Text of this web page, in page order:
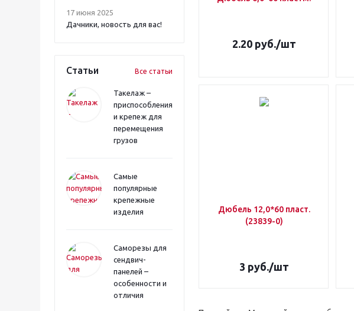
17 июня 2025
Дачники, новость для вас!
Статьи Все статьи
Такелаж –
приспособления
и крепеж для
перемещения
грузов
Самые
популярные
крепежные
изделия
Саморезы для
сендвич-
панелей –
особенности и
отличия
2.20руб./шт
Дюбель 12,0*60 пласт.
(23839-0)
3 руб./шт